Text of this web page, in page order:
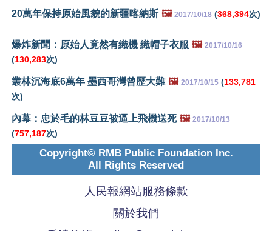
20萬年保持原始風貌的新疆喀納斯 🖼️ 2017/10/18 (368,394次)
爆炸新聞：原始人竟然有織機 織帽子衣服 🖼️ 2017/10/16
(130,283次)
叢林沉海底6萬年 墨西哥灣曾歷大難 🖼️ 2017/10/15 (133,781
次)
內幕：忠於毛的林豆豆被逼上飛機送死 🖼️ 2017/10/13
(757,187次)
Copyright© RMB Public Foundation Inc.
All Rights Reserved
人民報網站服務條款
關於我們